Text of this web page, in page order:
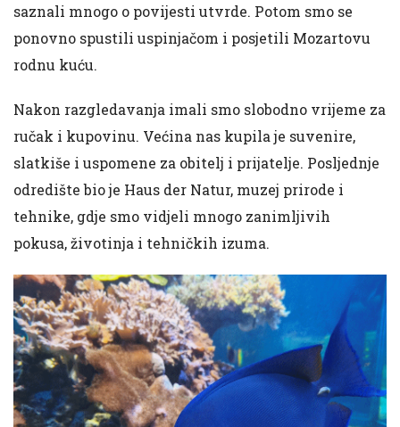
saznali mnogo o povijesti utvrde. Potom smo se
ponovno spustili uspinjačom i posjetili Mozartovu
rodnu kuću.
Nakon razgledavanja imali smo slobodno vrijeme za
ručak i kupovinu. Većina nas kupila je suvenire,
slatkiše i uspomene za obitelj i prijatelje. Posljednje
odredište bio je Haus der Natur, muzej prirode i
tehnike, gdje smo vidjeli mnogo zanimljivih
pokusa, životinja i tehničkih izuma.